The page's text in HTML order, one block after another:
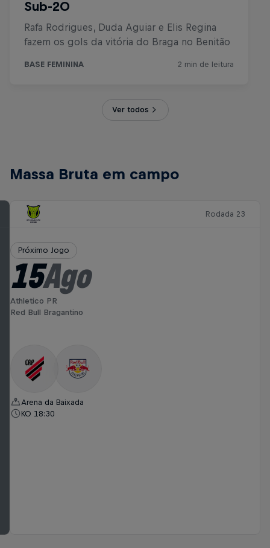
Ver todos
Massa Bruta em campo
Rodada 23
Próximo Jogo
15Ago
Athletico PR
Red Bull Bragantino
Arena da Baixada
KO 18:30